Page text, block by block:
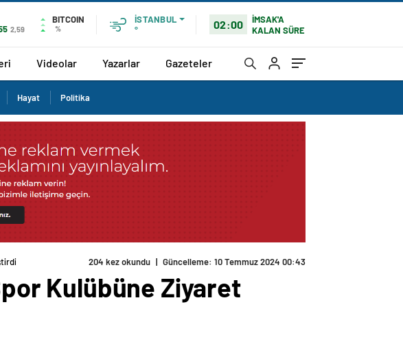
2,59
BITCOIN
%
İSTANBUL
°
02:00
İMSAK'A
KALAN SÜRE
Videolar Yazarlar Gazeteler
Hayat Politika
204 kez okundu | Güncelleme: 10 Temmuz 2024 00:43
Kulübüne Ziyaret